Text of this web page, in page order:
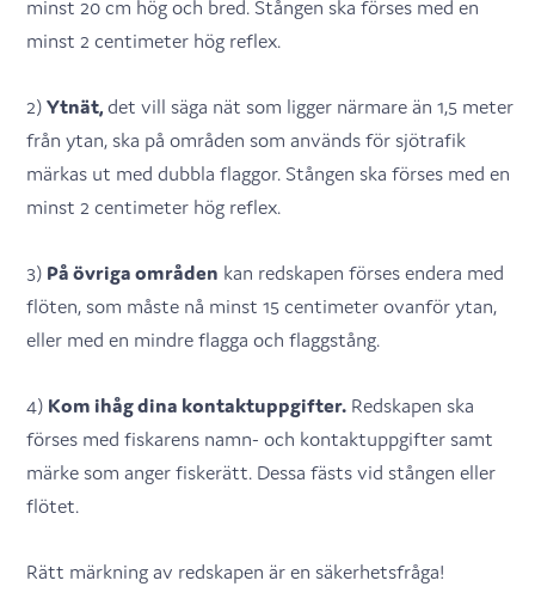
minst 20 cm hög och bred. Stången ska förses med en
minst 2 centimeter hög reflex.
2)Ytnät,det vill säga nät som ligger närmare än 1,5 meter
från ytan, ska på områden som används för sjötrafik
märkas ut med dubbla flaggor. Stången ska förses med en
minst 2 centimeter hög reflex.
3) På övriga områden kan redskapen förses endera med
flöten, som måste nå minst 15 centimeter ovanför ytan,
eller med en mindre flagga och flaggstång.
4) Kom ihåg dina kontaktuppgifter. Redskapen ska
förses med fiskarens namn- och kontaktuppgifter samt
märke som anger fiskerätt. Dessa fästs vid stången eller
flötet.
Rätt märkning av redskapen är en säkerhetsfråga!